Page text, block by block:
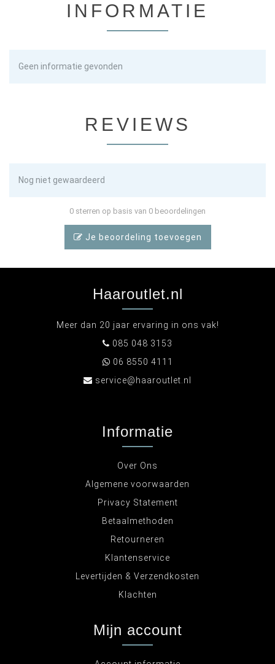
INFORMATIE
Geen informatie gevonden
REVIEWS
Nog niet gewaardeerd
0 sterren op basis van 0 beoordelingen
Je beoordeling toevoegen
Haaroutlet.nl
Meer dan 20 jaar ervaring in ons vak!
085 048 3153
06 8550 4111
service@haaroutlet.nl
Informatie
Over Ons
Algemene voorwaarden
Privacy Statement
Betaalmethoden
Retourneren
Klantenservice
Levertijden & Verzendkosten
Klachten
Mijn account